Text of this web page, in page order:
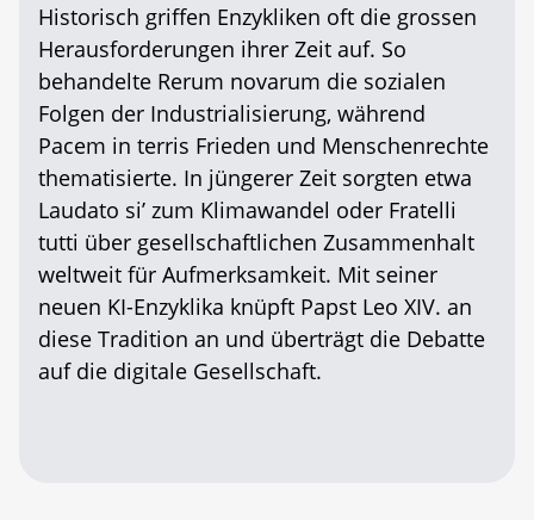
Historisch griffen Enzykliken oft die grossen
Herausforderungen ihrer Zeit auf. So
behandelte Rerum novarum die sozialen
Folgen der Industrialisierung, während
Pacem in terris Frieden und Menschenrechte
thematisierte. In jüngerer Zeit sorgten etwa
Laudato si’ zum Klimawandel oder Fratelli
tutti über gesellschaftlichen Zusammenhalt
weltweit für Aufmerksamkeit. Mit seiner
neuen KI-Enzyklika knüpft Papst Leo XIV. an
diese Tradition an und überträgt die Debatte
auf die digitale Gesellschaft.